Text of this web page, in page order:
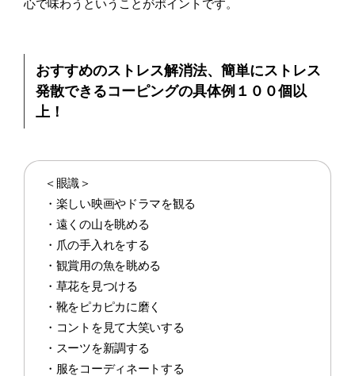
心で味わうということがポイントです。
おすすめのストレス解消法、簡単にストレス
発散できるコーピングの具体例１００個以
上！
＜眼識＞
・楽しい映画やドラマを観る
・遠くの山を眺める
・爪の手入れをする
・観賞用の魚を眺める
・草花を見つける
・靴をピカピカに磨く
・コントを見て大笑いする
・スーツを新調する
・服をコーディネートする